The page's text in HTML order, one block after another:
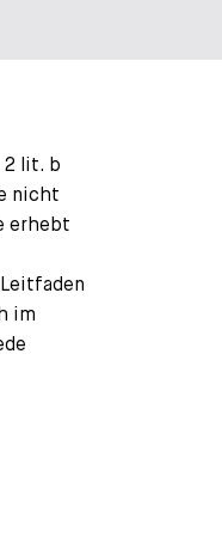
2 lit. b
nicht
erhebt
im